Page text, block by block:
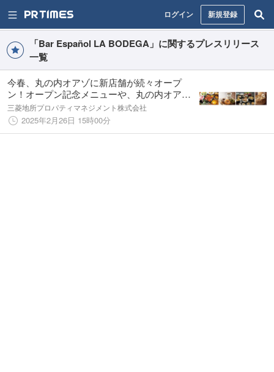
ログイン 新規登録
「Bar Español LA BODEGA」に関するプレスリリース
一覧
今春、丸の内オアゾに新店舗が続々オープ
ン！オープン記念メニューや、丸の内オアゾ
店限定商品も販売
三菱地所プロパティマネジメント株式会社
2025年2月26日 15時00分